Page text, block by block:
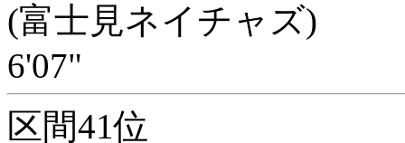
(富士見ネイチャズ)
6'07"
区間41位